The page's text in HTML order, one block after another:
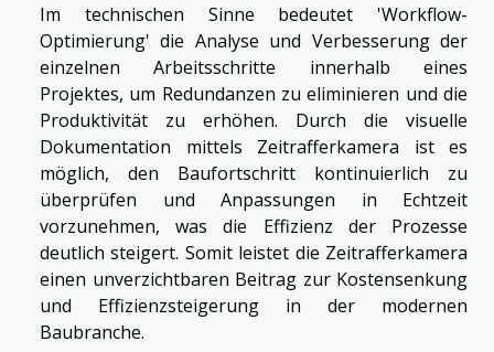
Im technischen Sinne bedeutet 'Workflow-
Optimierung' die Analyse und Verbesserung der
einzelnen Arbeitsschritte innerhalb eines
Projektes, um Redundanzen zu eliminieren und die
Produktivität zu erhöhen. Durch die visuelle
Dokumentation mittels Zeitrafferkamera ist es
möglich, den Baufortschritt kontinuierlich zu
überprüfen und Anpassungen in Echtzeit
vorzunehmen, was die Effizienz der Prozesse
deutlich steigert. Somit leistet die Zeitrafferkamera
einen unverzichtbaren Beitrag zur Kostensenkung
und Effizienzsteigerung in der modernen
Baubranche.